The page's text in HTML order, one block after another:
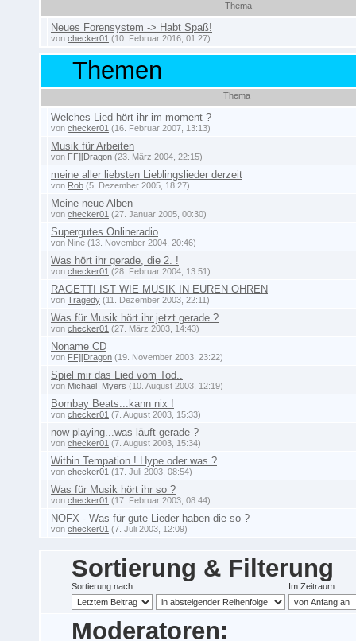
Thema
Neues Forensystem -> Habt Spaß!
von checker01 (10. Februar 2016, 01:27)
Themen
Thema
Welches Lied hört ihr im moment ?
von checker01 (16. Februar 2007, 13:13)
Musik für Arbeiten
von FF][Dragon (23. März 2004, 22:15)
meine aller liebsten Lieblingslieder derzeit
von Rob (5. Dezember 2005, 18:27)
Meine neue Alben
von checker01 (27. Januar 2005, 00:30)
Supergutes Onlineradio
von Nine (13. November 2004, 20:46)
Was hört ihr gerade, die 2. !
von checker01 (28. Februar 2004, 13:51)
RAGETTI IST WIE MUSIK IN EUREN OHREN
von Tragedy (11. Dezember 2003, 22:11)
Was für Musik hört ihr jetzt gerade ?
von checker01 (27. März 2003, 14:43)
Noname CD
von FF][Dragon (19. November 2003, 23:22)
Spiel mir das Lied vom Tod..
von Michael_Myers (10. August 2003, 12:19)
Bombay Beats...kann nix !
von checker01 (7. August 2003, 15:33)
now playing...was läuft gerade ?
von checker01 (7. August 2003, 15:34)
Within Tempation ! Hype oder was ?
von checker01 (17. Juli 2003, 08:54)
Was für Musik hört ihr so ?
von checker01 (17. Februar 2003, 08:44)
NOFX - Was für gute Lieder haben die so ?
von checker01 (7. Juli 2003, 12:09)
Sortierung & Filterung
Sortierung nach Im Zeitraum
Moderatoren: